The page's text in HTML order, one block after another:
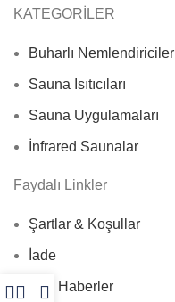
KATEGORİLER
Buharlı Nemlendiriciler
Sauna Isıtıcıları
Sauna Uygulamaları
İnfrared Saunalar
Faydalı Linkler
Şartlar & Koşullar
İade
Son Haberler